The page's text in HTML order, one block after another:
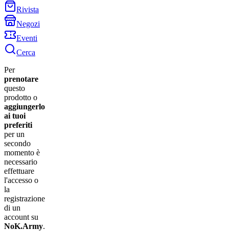
Rivista
Negozi
Eventi
Cerca
Per
prenotare
questo
prodotto o
aggiungerlo
ai tuoi
preferiti
per un
secondo
momento è
necessario
effettuare
l'accesso o
la
registrazione
di un
account su
NoK.Army.